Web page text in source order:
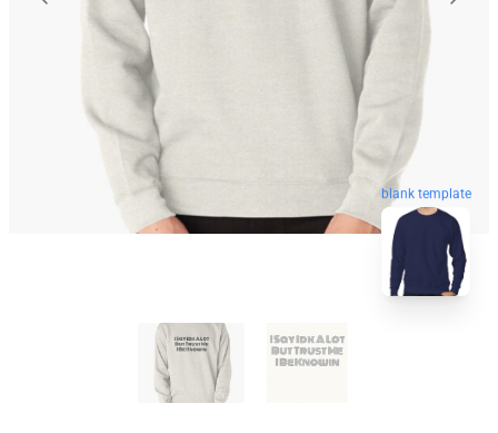
blank template